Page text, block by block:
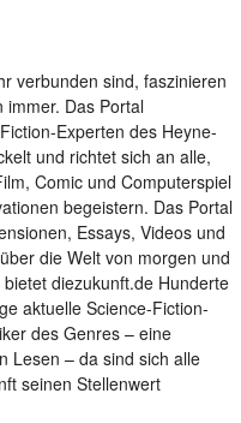
verbunden sind, faszinieren
immer. Das Portal
Experten des Heyne-
und richtet sich an alle,
Comic und Computerspiel
begeistern. Das Portal
Essays, Videos und
die Welt von morgen und
diezukunft.de Hunderte
aktuelle Science-Fiction-
des Genres – eine
Lesen – da sind sich alle
seinen Stellenwert